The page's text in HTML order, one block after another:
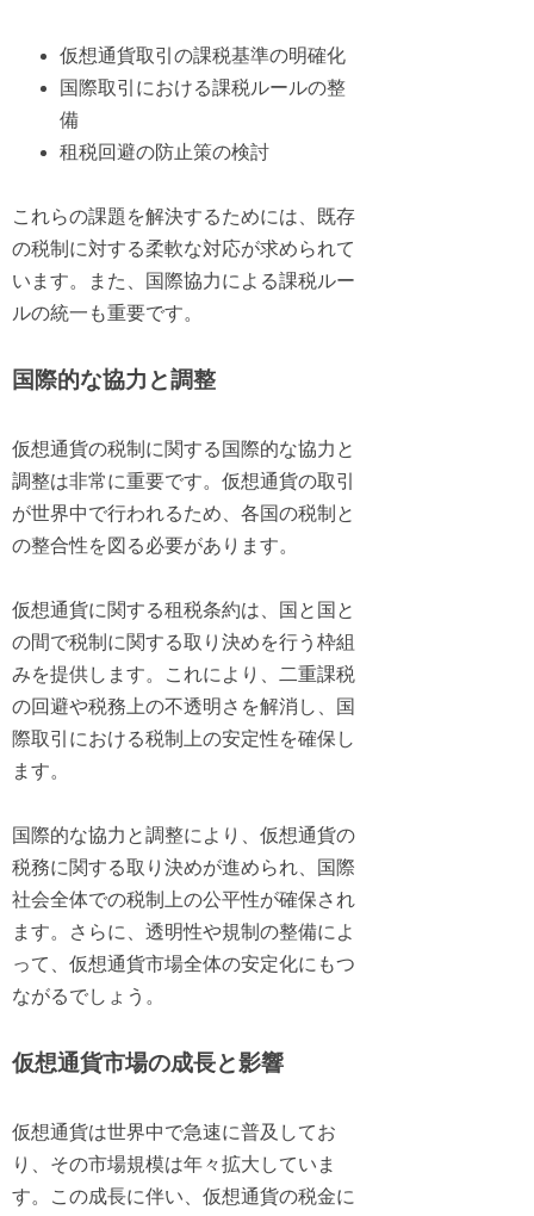
仮想通貨取引の課税基準の明確化
国際取引における課税ルールの整
備
租税回避の防止策の検討
これらの課題を解決するためには、既存
の税制に対する柔軟な対応が求められて
います。また、国際協力による課税ルー
ルの統一も重要です。
国際的な協力と調整
仮想通貨の税制に関する国際的な協力と
調整は非常に重要です。仮想通貨の取引
が世界中で行われるため、各国の税制と
の整合性を図る必要があります。
仮想通貨に関する租税条約は、国と国と
の間で税制に関する取り決めを行う枠組
みを提供します。これにより、二重課税
の回避や税務上の不透明さを解消し、国
際取引における税制上の安定性を確保し
ます。
国際的な協力と調整により、仮想通貨の
税務に関する取り決めが進められ、国際
社会全体での税制上の公平性が確保され
ます。さらに、透明性や規制の整備によ
って、仮想通貨市場全体の安定化にもつ
ながるでしょう。
仮想通貨市場の成長と影響
仮想通貨は世界中で急速に普及してお
り、その市場規模は年々拡大していま
す。この成長に伴い、仮想通貨の税金に